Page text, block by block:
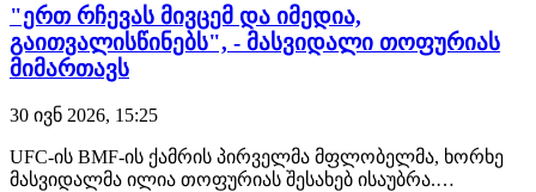
"ერთ რჩევას მივცემ და იმედია,
გაითვალისწინებს", - მასვიდალი თოფურიას
მიმართავს
30 ივნ 2026, 15:25
UFC-ის BMF-ის ქამრის პირველმა მფლობელმა, ხორხე
მასვიდალმა ილია თოფურიას შესახებ ისაუბრა.